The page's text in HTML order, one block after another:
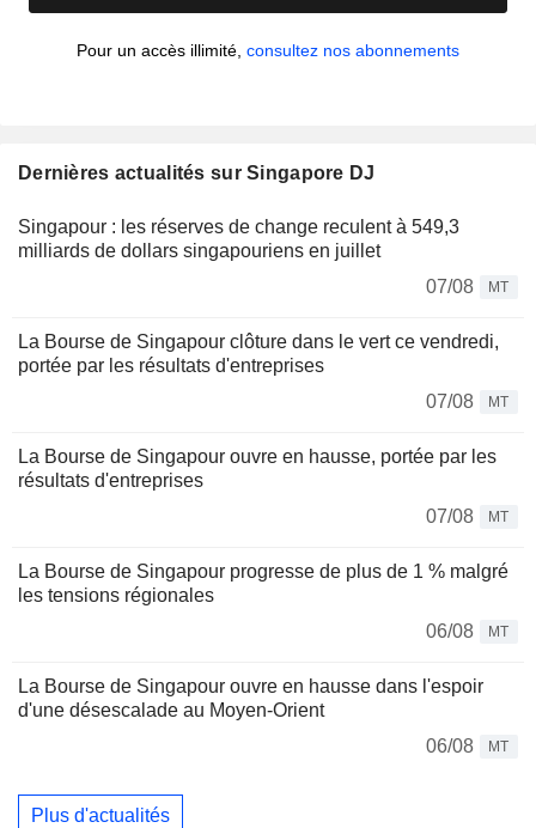
Pour un accès illimité, consultez nos abonnements
Dernières actualités sur Singapore DJ
Singapour : les réserves de change reculent à 549,3
milliards de dollars singapouriens en juillet
07/08
MT
La Bourse de Singapour clôture dans le vert ce vendredi,
portée par les résultats d'entreprises
07/08
MT
La Bourse de Singapour ouvre en hausse, portée par les
résultats d'entreprises
07/08
MT
La Bourse de Singapour progresse de plus de 1 % malgré
les tensions régionales
06/08
MT
La Bourse de Singapour ouvre en hausse dans l'espoir
d'une désescalade au Moyen-Orient
06/08
MT
Plus d'actualités